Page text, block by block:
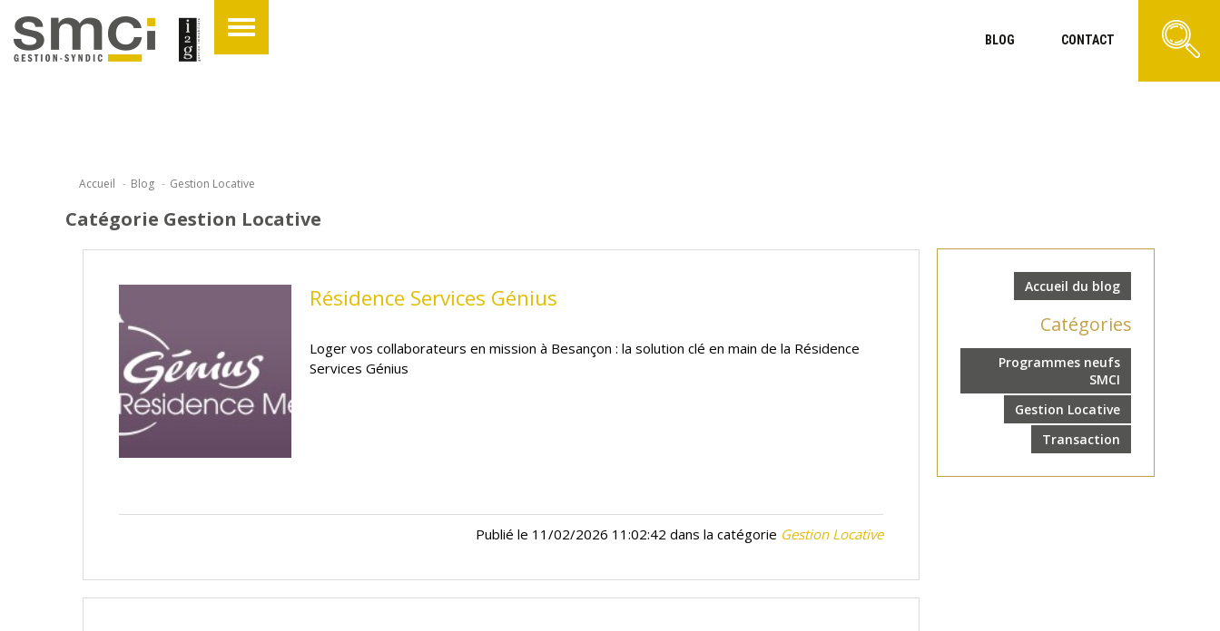
BLOG CONTACT
Accueil Blog Gestion Locative
Accueil du blog
Catégories
Programmes neufs
SMCI
Gestion Locative
Transaction
Catégorie Gestion Locative
Résidence Services Génius
Loger vos collaborateurs en mission à Besançon : la solution clé en main de la Résidence
Services Génius
Publié le 11/02/2026 11:02:42 dans la catégorie Gestion Locative